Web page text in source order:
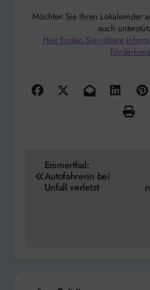
Möchten Sie Ihren Lokalsender
auch
Hier finden Sie nähere
Beitragsnavigation
Emmerthal:
Autofahrerin bei
Unfall verletzt